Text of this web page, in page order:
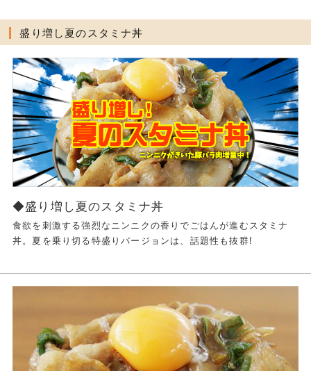
盛り増し夏のスタミナ丼
◆盛り増し夏のスタミナ丼
食欲を刺激する強烈なニンニクの香りでごはんが進むスタミナ
丼。夏を乗り切る特盛りバージョンは、話題性も抜群!